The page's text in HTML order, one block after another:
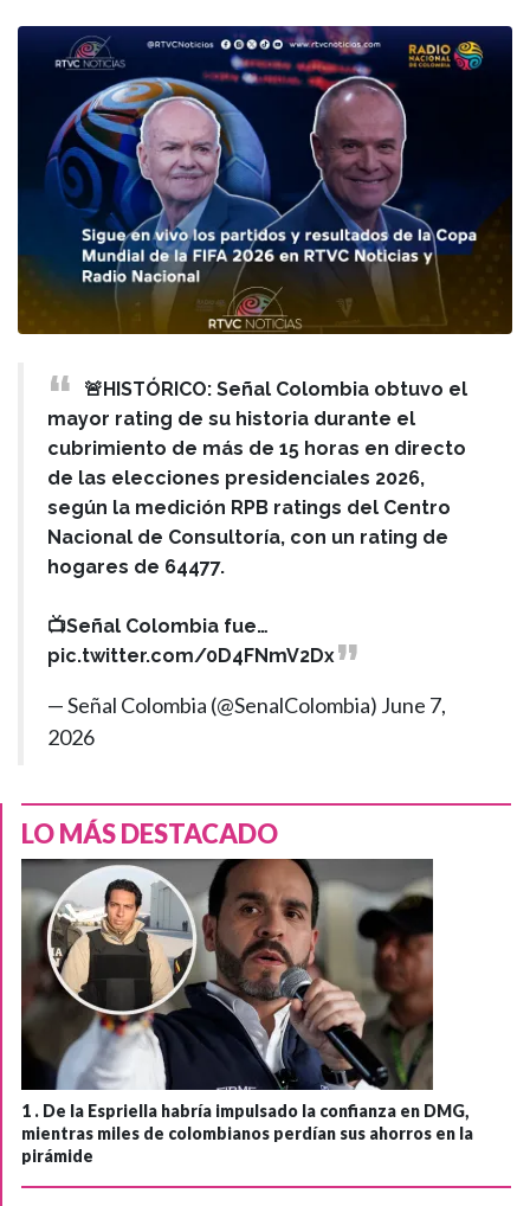
🚨HISTÓRICO: Señal Colombia obtuvo el
mayor rating de su historia durante el
cubrimiento de más de 15 horas en directo
de las elecciones presidenciales 2026,
según la medición RPB ratings del Centro
Nacional de Consultoría, con un rating de
hogares de 64477.
📺Señal Colombia fue…
pic.twitter.com/0D4FNmV2Dx
— Señal Colombia (@SenalColombia) June 7,
2026
LO MÁS DESTACADO
1 . De la Espriella habría impulsado la confianza en DMG,
mientras miles de colombianos perdían sus ahorros en la
pirámide